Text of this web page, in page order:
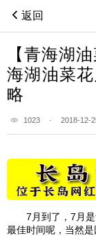
返回
【青海湖
海湖油菜
略
1023 · 2018-12-
7月到了，7月是
最佳时间呢，当然